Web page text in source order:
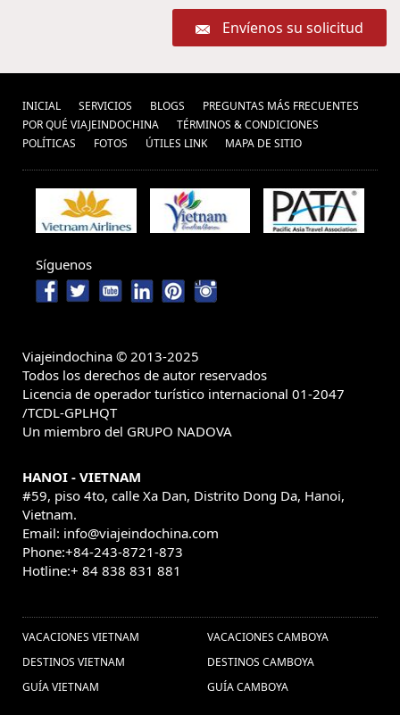
Envíenos su solicitud
INICIAL SERVICIOS BLOGS
PREGUNTAS MÁS FRECUENTES
POR QUÉ VIAJEINDOCHINA
TÉRMINOS & CONDICIONES
POLÍ­TICAS
FOTOS ÚTILES LINK MAPA DE SITIO
Síguenos
Viajeindochina © 2013-2025
Todos los derechos de autor reservados
Licencia de operador turístico internacional 01-2047
/TCDL-GPLHQT
Un miembro del GRUPO NADOVA
HANOI - VIETNAM
#59, piso 4to, calle Xa Dan, Distrito Dong Da, Hanoi,
Vietnam.
Email: info@viajeindochina.com
Phone:+84-243-8721-873
Hotline:+ 84 838 831 881
VACACIONES VIETNAM
DESTINOS VIETNAM
GUÍA VIETNAM
VACACIONES CAMBOYA
DESTINOS CAMBOYA
GUÍA CAMBOYA